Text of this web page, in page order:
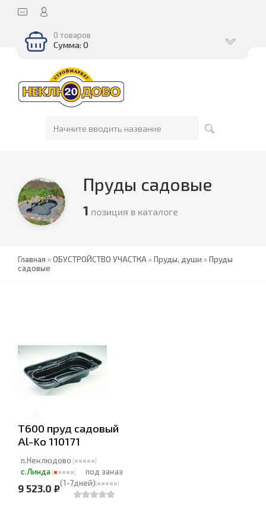
0 товаров
Сумма: 0
Пруды садовые
1 позиция в каталоге
Главная »ОБУСТРОЙСТВО УЧАСТКА»Пруды, души »Пруды
садовые
T600 пруд садовый
Al-Ko 110171
п.Неклюдово
с.Линда
под заказ
(1-7дней)
9 523.0 ₽